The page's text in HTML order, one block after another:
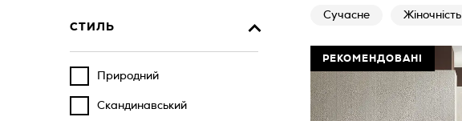
СТИЛЬ
Природний
Скандинавський
Сучасне Жіночність
РЕКОМЕНДОВАНІ